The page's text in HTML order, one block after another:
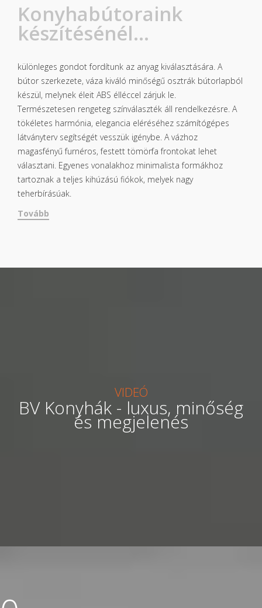
Konyhabútoraink
készítésénél...
különleges gondot fordítunk az anyag kiválasztására. A
bútor szerkezete, váza kiváló minőségű osztrák bútorlapból
készül, melynek éleit ABS élléccel zárjuk le.
Természetesen rengeteg színválaszték áll rendelkezésre. A
tökéletes harmónia, elegancia eléréséhez számítógépes
látványterv segítségét vesszük igénybe. A vázhoz
magasfényű furnéros, festett tömörfa frontokat lehet
választani. Egyenes vonalakhoz minimalista formákhoz
tartoznak a teljes kihúzású fiókok, melyek nagy
teherbírásúak.
Tovább
VIDEÓ
BV Konyhák - luxus, minőség
és megjelenés